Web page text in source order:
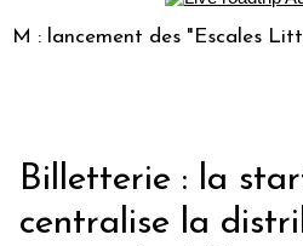
des "Escales
Billetterie : la
centralise la